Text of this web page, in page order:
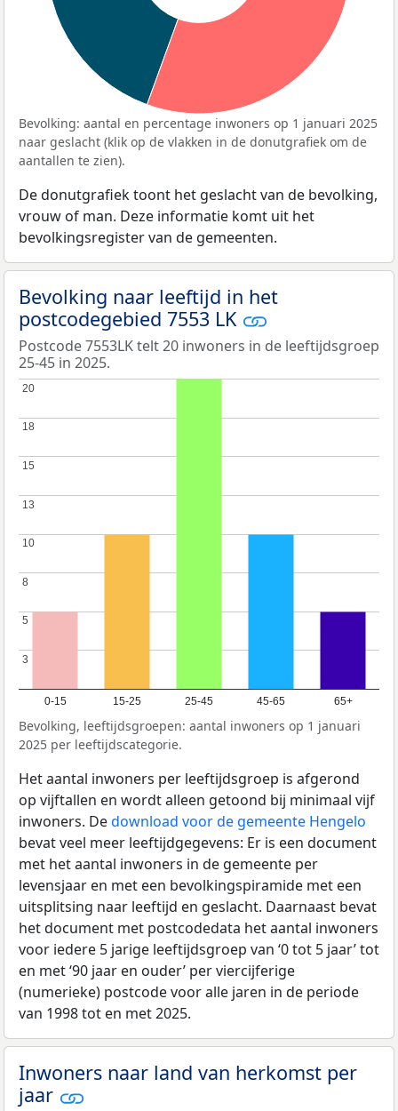
Bevolking: aantal en percentage inwoners op 1 januari 2025
naar geslacht (klik op de vlakken in de donutgrafiek om de
aantallen te zien).
De donutgrafiek toont het geslacht van de bevolking,
vrouw of man. Deze informatie komt uit het
bevolkingsregister van de gemeenten.
Bevolking naar leeftijd in het
postcodegebied 7553 LK
Postcode 7553LK telt 20 inwoners in de leeftijdsgroep
25-45 in 2025.
0-15 15-25 25-45 45-65 65+
3
3
5
5
8
8
10
10
13
13
15
15
18
18
20
20
Bevolking, leeftijdsgroepen: aantal inwoners op 1 januari
2025 per leeftijdscategorie.
Het aantal inwoners per leeftijdsgroep is afgerond
op vijftallen en wordt alleen getoond bij minimaal vijf
inwoners. Dedownload voor de gemeente Hengelo
bevat veel meer leeftijdgegevens: Er is een document
met het aantal inwoners in de gemeente per
levensjaar en met een bevolkingspiramide met een
uitsplitsing naar leeftijd en geslacht. Daarnaast bevat
het document met postcodedata het aantal inwoners
voor iedere 5 jarige leeftijdsgroep van ‘0 tot 5 jaar’ tot
en met ‘90 jaar en ouder’ per viercijferige
(numerieke) postcode voor alle jaren in de periode
van 1998 tot en met 2025.
Inwoners naar land van herkomst per
jaar